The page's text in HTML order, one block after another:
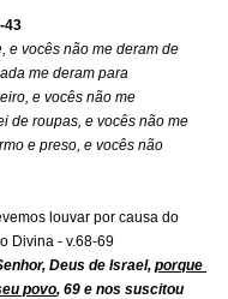
43
e vocês não me deram de
me deram para
e vocês não me
de roupas, e vocês não me
e preso, e vocês não
louvar por causa do
Divina - v.68-69
Deus de Israel, porque
povo, 69 e nos suscitou